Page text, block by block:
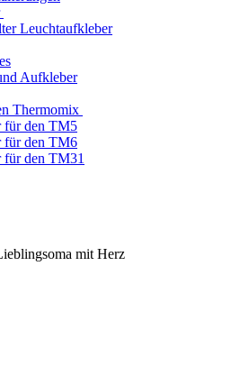
Leuchtaufkleber
Aufkleber
Thermomix
für den TM5
für den TM6
den TM31
mit Herz